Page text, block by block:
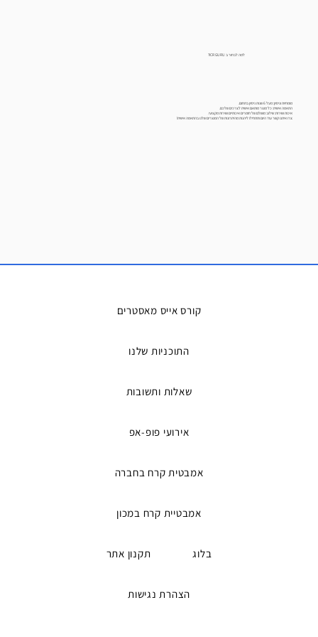
למה לבחור ב ICR GURU?
מומחיות וניסיון: מעל 6 שנות ניסיון בתחום.
התאמה אישית: כל מוצר מותאם אישית לצרכים שלכם.
איכות ושירות: שילוב מושלם של חומרים איכותיים ושירות מקצועי.
צרו איתנו קשר עוד היום ותתחילו ליהנות מהיתרונות של המוצרים שלנו בהתאמה אישית!
קורס אייס מאסטרים
התוכניות שלנו
שאלות ותשובות
אירועי פופ-אפ
אמבטית קרח בחברה
אמבטיית קרח במכון
בלוג תקנון אתר
הצהרת נגישות